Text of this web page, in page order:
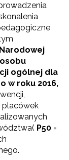
ogólnej dla
w roku 2016,
placówek
P50 =